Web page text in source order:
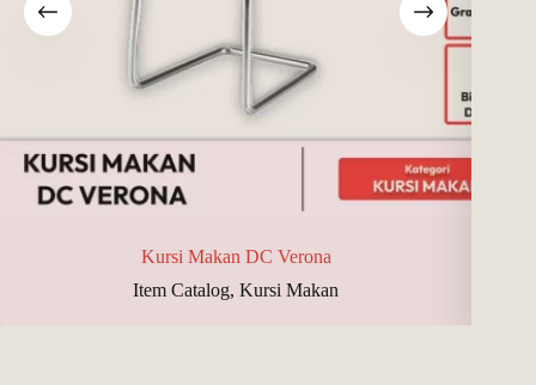
Kursi Makan DC Verona
Item Catalog,Kursi Makan